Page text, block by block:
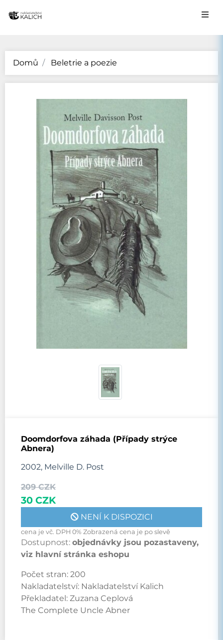
Domů Beletrie a poezie
Doomdorfova záhada (Případy strýce
Abnera)
2002, Melville D. Post
209 CZK
30 CZK
NENÍ K DISPOZICI
cena je vč. DPH 0% Zobrazená cena je po slevě
Dostupnost: objednávky jsou pozastaveny,
viz hlavní stránka eshopu
Počet stran: 200
Nakladatelství: Nakladatelství Kalich
Překladatel: Zuzana Ceplová
The Complete Uncle Abner